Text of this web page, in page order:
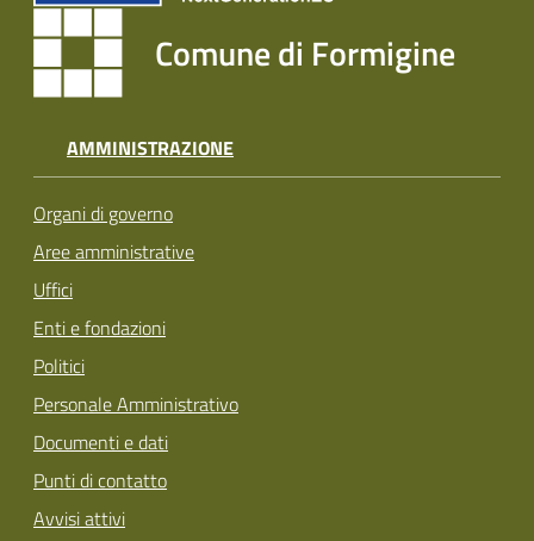
Comune di Formigine
AMMINISTRAZIONE
Organi di governo
Aree amministrative
Uffici
Enti e fondazioni
Politici
Personale Amministrativo
Documenti e dati
Punti di contatto
Avvisi attivi